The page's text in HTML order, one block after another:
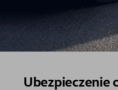
Ubezpieczenie